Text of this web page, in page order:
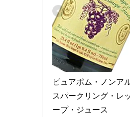
ピュアポム・ノンア
スパークリング・レ
ープ・ジュース